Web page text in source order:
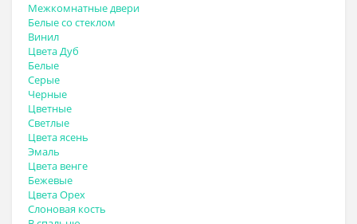
Межкомнатные двери
Белые со стеклом
Винил
Цвета Дуб
Белые
Серые
Черные
Цветные
Светлые
Цвета ясень
Эмаль
Цвета венге
Бежевые
Цвета Орех
Слоновая кость